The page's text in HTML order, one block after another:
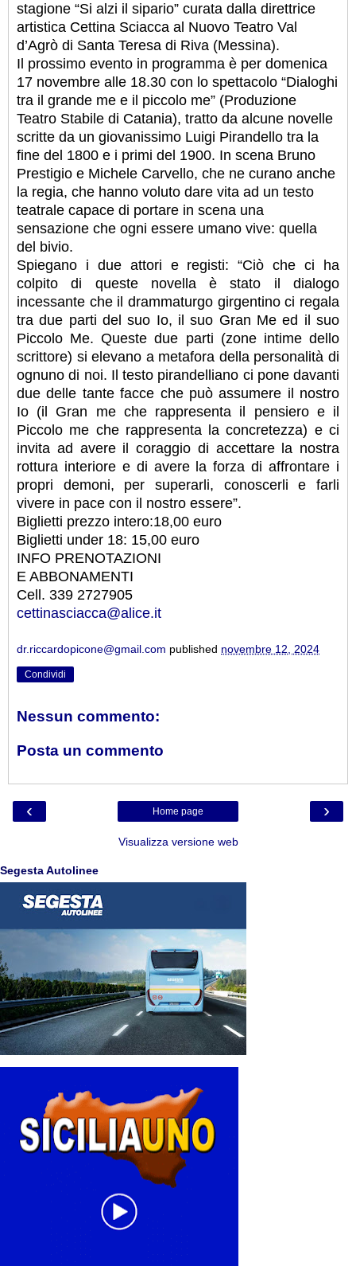
stagione “Si alzi il sipario” curata dalla direttrice
artistica Cettina Sciacca al Nuovo Teatro Val
d’Agrò di Santa Teresa di Riva (Messina).
Il prossimo evento in programma è per domenica
17 novembre alle 18.30 con lo spettacolo “Dialoghi
tra il grande me e il piccolo me” (Produzione
Teatro Stabile di Catania), tratto da alcune novelle
scritte da un giovanissimo Luigi Pirandello tra la
fine del 1800 e i primi del 1900. In scena Bruno
Prestigio e Michele Carvello, che ne curano anche
la regia, che hanno voluto dare vita ad un testo
teatrale capace di portare in scena una
sensazione che ogni essere umano vive: quella
del bivio.
Spiegano i due attori e registi: “Ciò che ci ha
colpito di queste novella è stato il dialogo
incessante che il drammaturgo girgentino ci regala
tra due parti del suo Io, il suo Gran Me ed il suo
Piccolo Me. Queste due parti (zone intime dello
scrittore) si elevano a metafora della personalità di
ognuno di noi. Il testo pirandelliano ci pone davanti
due delle tante facce che può assumere il nostro
Io (il Gran me che rappresenta il pensiero e il
Piccolo me che rappresenta la concretezza) e ci
invita ad avere il coraggio di accettare la nostra
rottura interiore e di avere la forza di affrontare i
propri demoni, per superarli, conoscerli e farli
vivere in pace con il nostro essere”.
Biglietti prezzo intero:18,00 euro
Biglietti under 18: 15,00 euro
INFO PRENOTAZIONI
E ABBONAMENTI
Cell. 339 2727905
cettinasciacca@alice.it
dr.riccardopicone@gmail.com published novembre 12, 2024
Condividi
Nessun commento:
Posta un commento
‹ ›
Home page
Visualizza versione web
Segesta Autolinee